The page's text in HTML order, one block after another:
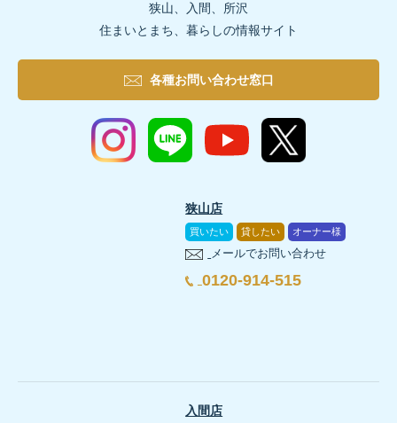
狭山、入間、所沢
住まいとまち、暮らしの情報サイト
各種お問い合わせ窓口
狭山店
買いたい 貸したい オーナー様
メールでお問い合わせ
0120-914-515
入間店